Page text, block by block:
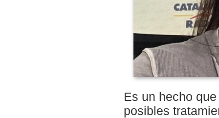
Es un hecho
posibles